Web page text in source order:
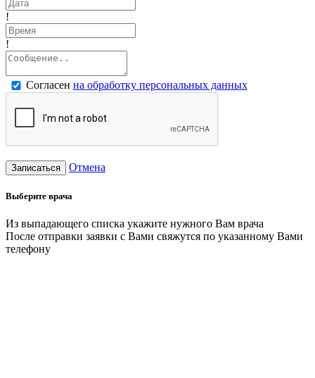
!
!
Согласен на обработку персональных данных
Записаться Отмена
Выберите врача
Из выпадающего списка укажите нужного Вам врача
После отправки заявки с Вами свяжутся по указанному Вами
телефону